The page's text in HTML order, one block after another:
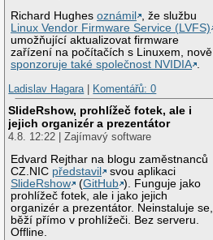
Richard Hughesoznámil
, že službu
Linux Vendor Firmware Service (LVFS)
umožňující aktualizovat firmware
zařízení na počítačích s Linuxem, nově
sponzoruje také společnost NVIDIA .
Ladislav Hagara| Komentářů: 0
SlideRshow, prohlížeč fotek, ale i
jejich organizér a prezentátor
4.8. 12:22 | Zajímavý software
Edvard Rejthar na blogu zaměstnanců
CZ.NIC představil
svou aplikaci
SlideRshow
(GitHub ). Funguje jako
prohlížeč fotek, ale i jako jejich
organizér a prezentátor. Neinstaluje se,
běží přímo v prohlížeči. Bez serveru.
Offline.